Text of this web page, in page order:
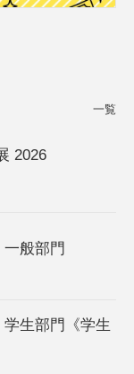
一覧
2026
般部門
生部門《学生